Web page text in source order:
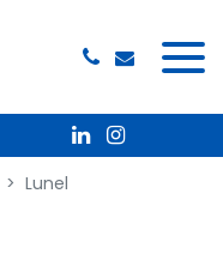
Lunel